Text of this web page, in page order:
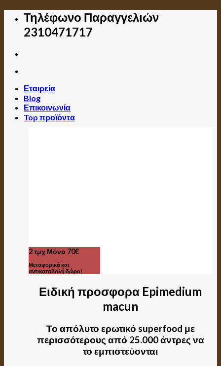
content
Τηλέφωνο Παραγγελιών
2310471717
Εταιρεία
Blog
Επικοινωνία
Top προϊόντα
2 τμχ Μόνο 70€
Μεταφορικά και
αντικαταβολή δώρο!
Ειδική προσφορα Epimedium
macun
Το απόλυτο ερωτικό superfood με
περισσότερους από 25.000 άντρες να
το εμπιστεύονται